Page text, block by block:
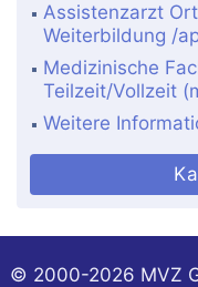
Assistenzarzt
Weiterbildung /
Medizinische
Teilzeit/Vollzeit
Weitere
© 2000-2026 MVZ